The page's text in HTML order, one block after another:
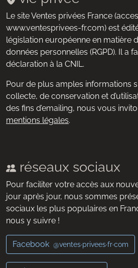
Le site Ventes privées France
www.ventesprivees-fr.com) est
législation européenne en matière
données personnelles (RGPD). Il a
déclaration à la CNIL.
Pour de plus amples informations
collecte, de conservation et
des fins d’emailing, nous vous
mentions légales.
réseaux sociaux
Pour faciliter votre accès aux
jour après jour, nous sommes
sociaux les plus populaires en
nous y suivre !
Facebook @ventes·privees·fr·com